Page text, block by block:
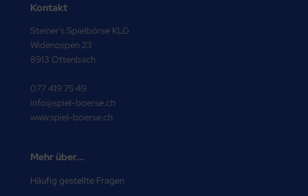
Kontakt
Steiner's Spielbörse KLG
Widenospen 23
8913 Ottenbach
077 419 75 49
info@spiel-boerse.ch
www.spiel-boerse.ch
Mehr über...
Häufig gestellte Fragen